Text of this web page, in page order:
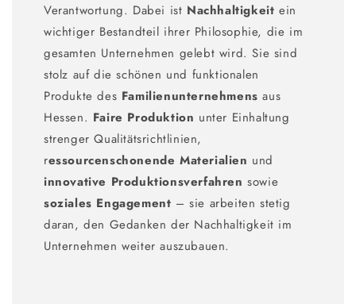
Verantwortung. Dabei ist Nachhaltigkeit ein
wichtiger Bestandteil ihrer Philosophie, die im
gesamten Unternehmen gelebt wird. Sie sind
stolz auf die schönen und funktionalen
Produkte des Familienunternehmens aus
Hessen. Faire Produktion unter Einhaltung
strenger Qualitätsrichtlinien,
ressourcenschonende Materialien und
innovative Produktionsverfahren sowie
soziales Engagement – sie arbeiten stetig
daran, den Gedanken der Nachhaltigkeit im
Unternehmen weiter auszubauen.